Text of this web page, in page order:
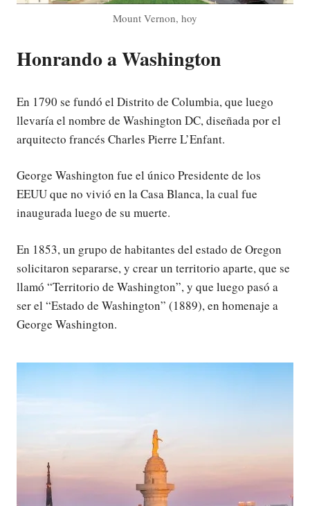
Mount Vernon, hoy
Honrando a Washington
En 1790 se fundó el Distrito de Columbia, que luego
llevaría el nombre de Washington DC, diseñada por el
arquitecto francés Charles Pierre L’Enfant.
George Washington fue el único Presidente de los
EEUU que no vivió en la Casa Blanca, la cual fue
inaugurada luego de su muerte.
En 1853, un grupo de habitantes del estado de Oregon
solicitaron separarse, y crear un territorio aparte, que se
llamó “Territorio de Washington”, y que luego pasó a
ser el “Estado de Washington” (1889), en homenaje a
George Washington.